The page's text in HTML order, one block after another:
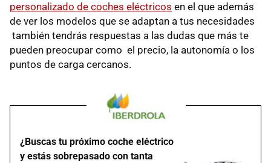
personalizado de coches eléctricos en el que además
de ver los modelos que se adaptan a tus necesidades
también tendrás respuestas a las dudas que más te
pueden preocupar como el precio, la autonomía o los
puntos de carga cercanos.
¿Buscas tu próximo coche eléctrico
y estás sobrepasado con tanta